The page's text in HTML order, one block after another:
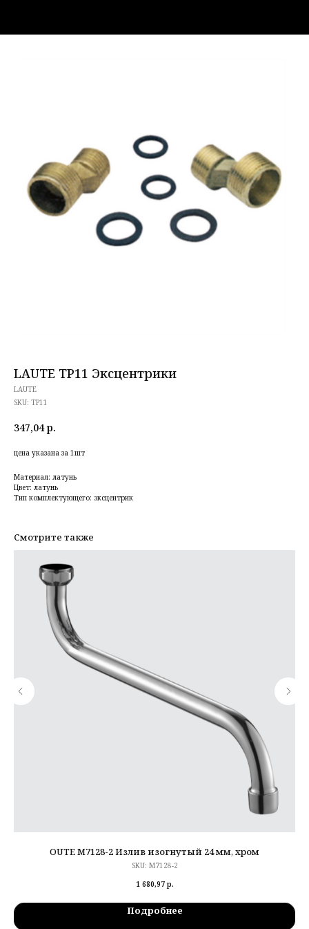
LAUTE TP11 Эксцентрики
LAUTE
SKU: TP11
347,04 р.
цена указана за 1шт
Материал: латунь
Цвет: латунь
Тип комплектующего: эксцентрик
Смотрите также
OUTE M7128-2 Излив изогнутый 24 мм, хром
SKU: M7128-2
1 680,97 р.
Подробнее